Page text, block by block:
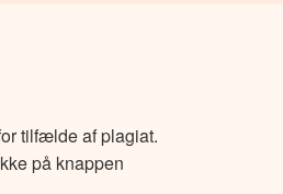
tilfælde af plagiat.
på knappen